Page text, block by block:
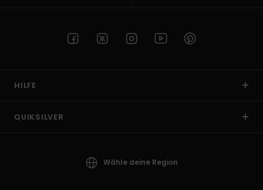
HILFE
QUIKSILVER
Wähle deine Region